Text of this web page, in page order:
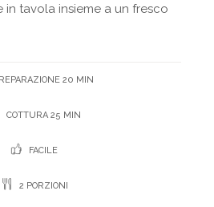
tavola insieme a un fresco
20 MIN
COTTURA 25 MIN
FACILE
2 PORZIONI